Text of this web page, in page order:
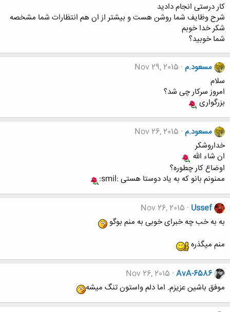
کار درستی انجام دادید
شرح وظایف شما روشن هست و بیشتر از ان هم انتظارات شما مشخصه
شکر خدا خوبم
شما خوبید؟
مسعود.م Nov 29, 2015
سلام
امروز سرکار چی شد؟
بزرگواری
مسعود.م Nov 26, 2015
خداروشکر
ان شاء الله
اوضاع کار چطوره؟
ممنونم بانو که به یاد دوستا هستی :smil:
Ussef
Nov 26, 2015
به به خب چه خبرای خوبی به منم بوگو
منم میگذره
AvA-6586
Nov 26, 2015
موفق باشین عزیزم. اما دلم واستون تنگ میشه